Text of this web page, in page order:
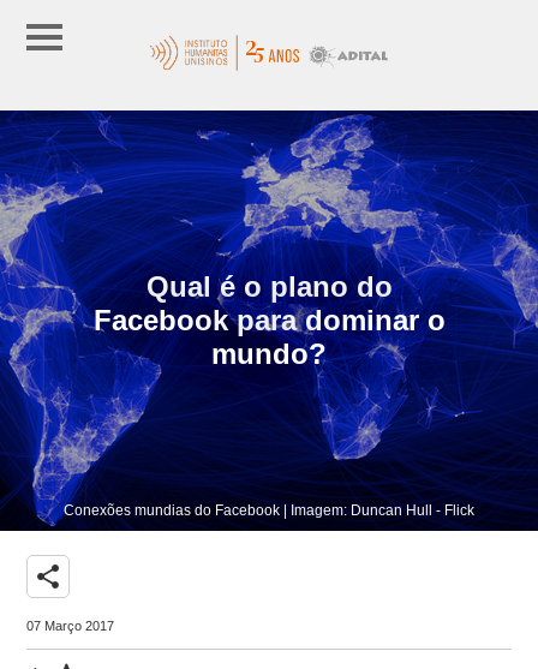
Qual é o plano do
Facebook para dominar o
mundo?
Conexões mundias do Facebook | Imagem: Duncan Hull - Flick
share
07 Março 2017